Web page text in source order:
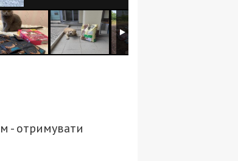
- отримувати